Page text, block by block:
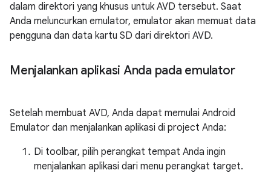
dalam direktori yang khusus untuk AVD tersebut. Saat
Anda meluncurkan emulator, emulator akan memuat data
pengguna dan data kartu SD dari direktori AVD.
Menjalankan aplikasi Anda pada emulator
Setelah membuat AVD, Anda dapat memulai Android
Emulator dan menjalankan aplikasi di project Anda:
Di toolbar, pilih perangkat tempat Anda ingin
menjalankan aplikasi dari menu perangkat target.